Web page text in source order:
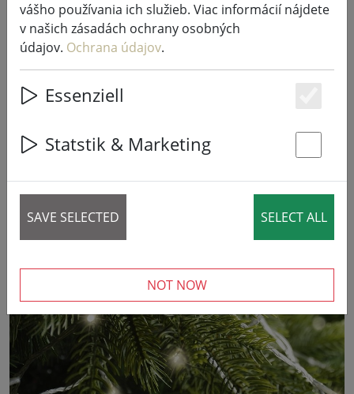
Kaemingk Lumineo LED
rozprávkové svetlá Basic so
stmievačom 180 LED teplá biela
vonkajšia 13,5 m transparentná
7% DISCOUNT
vášho používania ich služieb. Viac informácií nájdete
v našich zásadách ochrany osobných
údajov. Ochrana údajov.
Essenziell
Statstik & Marketing
SAVE SELECTED SELECT ALL
NOT NOW